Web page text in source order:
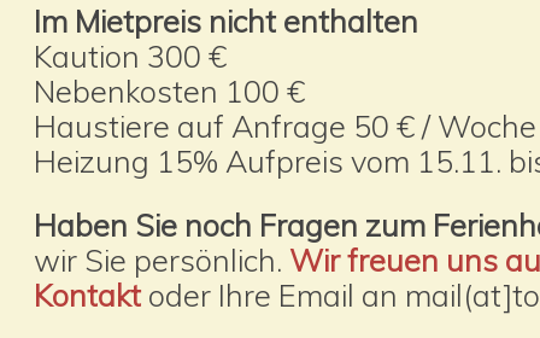
Im Mietpreis nicht enthalten
Kaution 300 €
Nebenkosten 100 €
Haustiere auf Anfrage 50 € / Woche
Heizung 15% Aufpreis vom 15.11.
Haben Sie noch Fragen zum
wir Sie persönlich. Wir freuen uns
Kontakt oder Ihre Email an